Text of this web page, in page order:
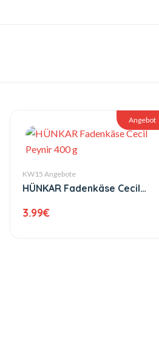
Angebot
KW15 Angebote
HÜNKAR Fadenkäse Cecil
3.99€